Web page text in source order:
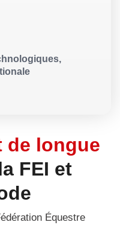
de longue
FEI et
Équestre